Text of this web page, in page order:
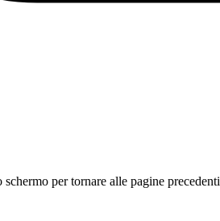
per tornare alle pagine precedenti